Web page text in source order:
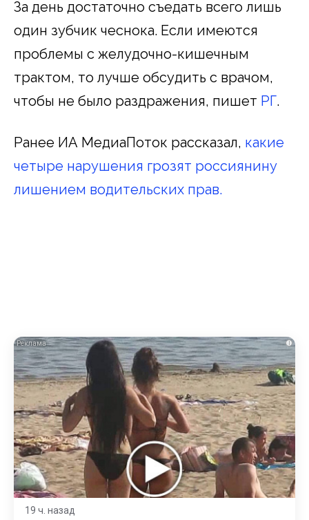
За день достаточно съедать всего лишь
один зубчик чеснока. Если имеются
проблемы с желудочно-кишечным
трактом, то лучше обсудить с врачом,
чтобы не было раздражения, пишет РГ.
Ранее ИА МедиаПоток рассказал, какие
четыре нарушения грозят россиянину
лишением водительских прав.
i
19 ч. назад